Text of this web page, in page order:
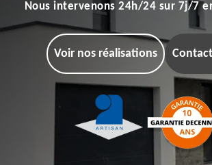
Nous intervenons 24h/24 sur 7j/7
Voir nos réalisations